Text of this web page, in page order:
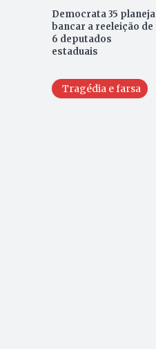
Democrata 35 planeja
bancar a reeleição de
6 deputados
estaduais
Tragédia e farsa